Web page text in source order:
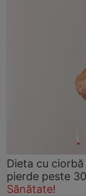
Dieta cu
pierde peste
Sănătate!